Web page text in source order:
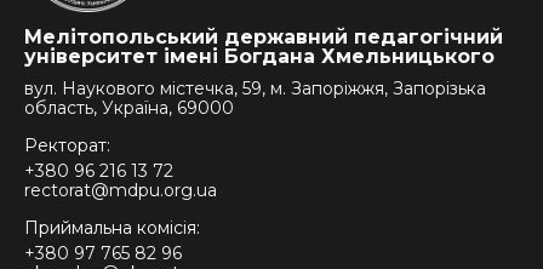
Мелітопольський державний педагогічний
університет імені Богдана Хмельницького
вул. Наукового містечка, 59, м. Запоріжжя, Запорізька
область, Україна, 69000
Ректорат:
+380 96 216 13 72
rectorat@mdpu.org.ua
Приймальна комісія:
+380 97 765 82 96